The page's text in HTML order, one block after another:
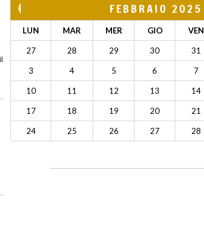
FEBBRAIO 2025
LUN MAR MER GIO VEN
27 28 29 30 31
3 4 5 6 7
10 11 12 13 14
17 18 19 20 21
24 25 26 27 28